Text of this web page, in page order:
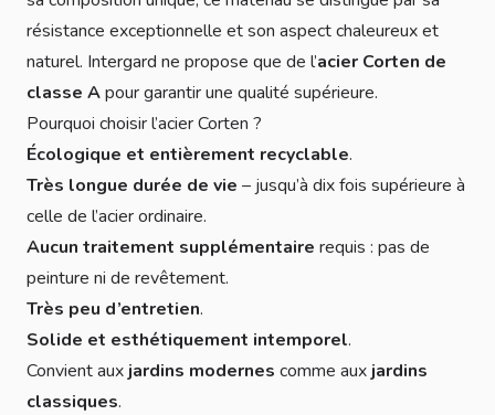
résistance exceptionnelle et son aspect chaleureux et
naturel. Intergard ne propose que de l’acier Corten de
classe Apour garantir une qualité supérieure.
Pourquoi choisir l’acier Corten ?
Écologique et entièrement recyclable.
Très longue durée de vie – jusqu’à dix fois supérieure à
celle de l’acier ordinaire.
Aucun traitement supplémentaire requis : pas de
peinture ni de revêtement.
Très peu d’entretien.
Solide et esthétiquement intemporel.
Convient aux jardins modernes comme aux jardins
classiques.